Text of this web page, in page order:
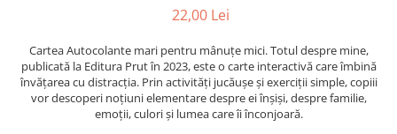
Caiete dictando
Caiete matematică
Caiete muzică
22,00 Lei
Cartea Autocolante mari pentru mânuțe mici. Totul despre mine,
publicată la Editura Prut în 2023, este o carte interactivă care îmbină
învățarea cu distracția. Prin activități jucăușe și exerciții simple, copiii
vor descoperi noțiuni elementare despre ei înșiși, despre familie,
emoții, culori și lumea care îi înconjoară.